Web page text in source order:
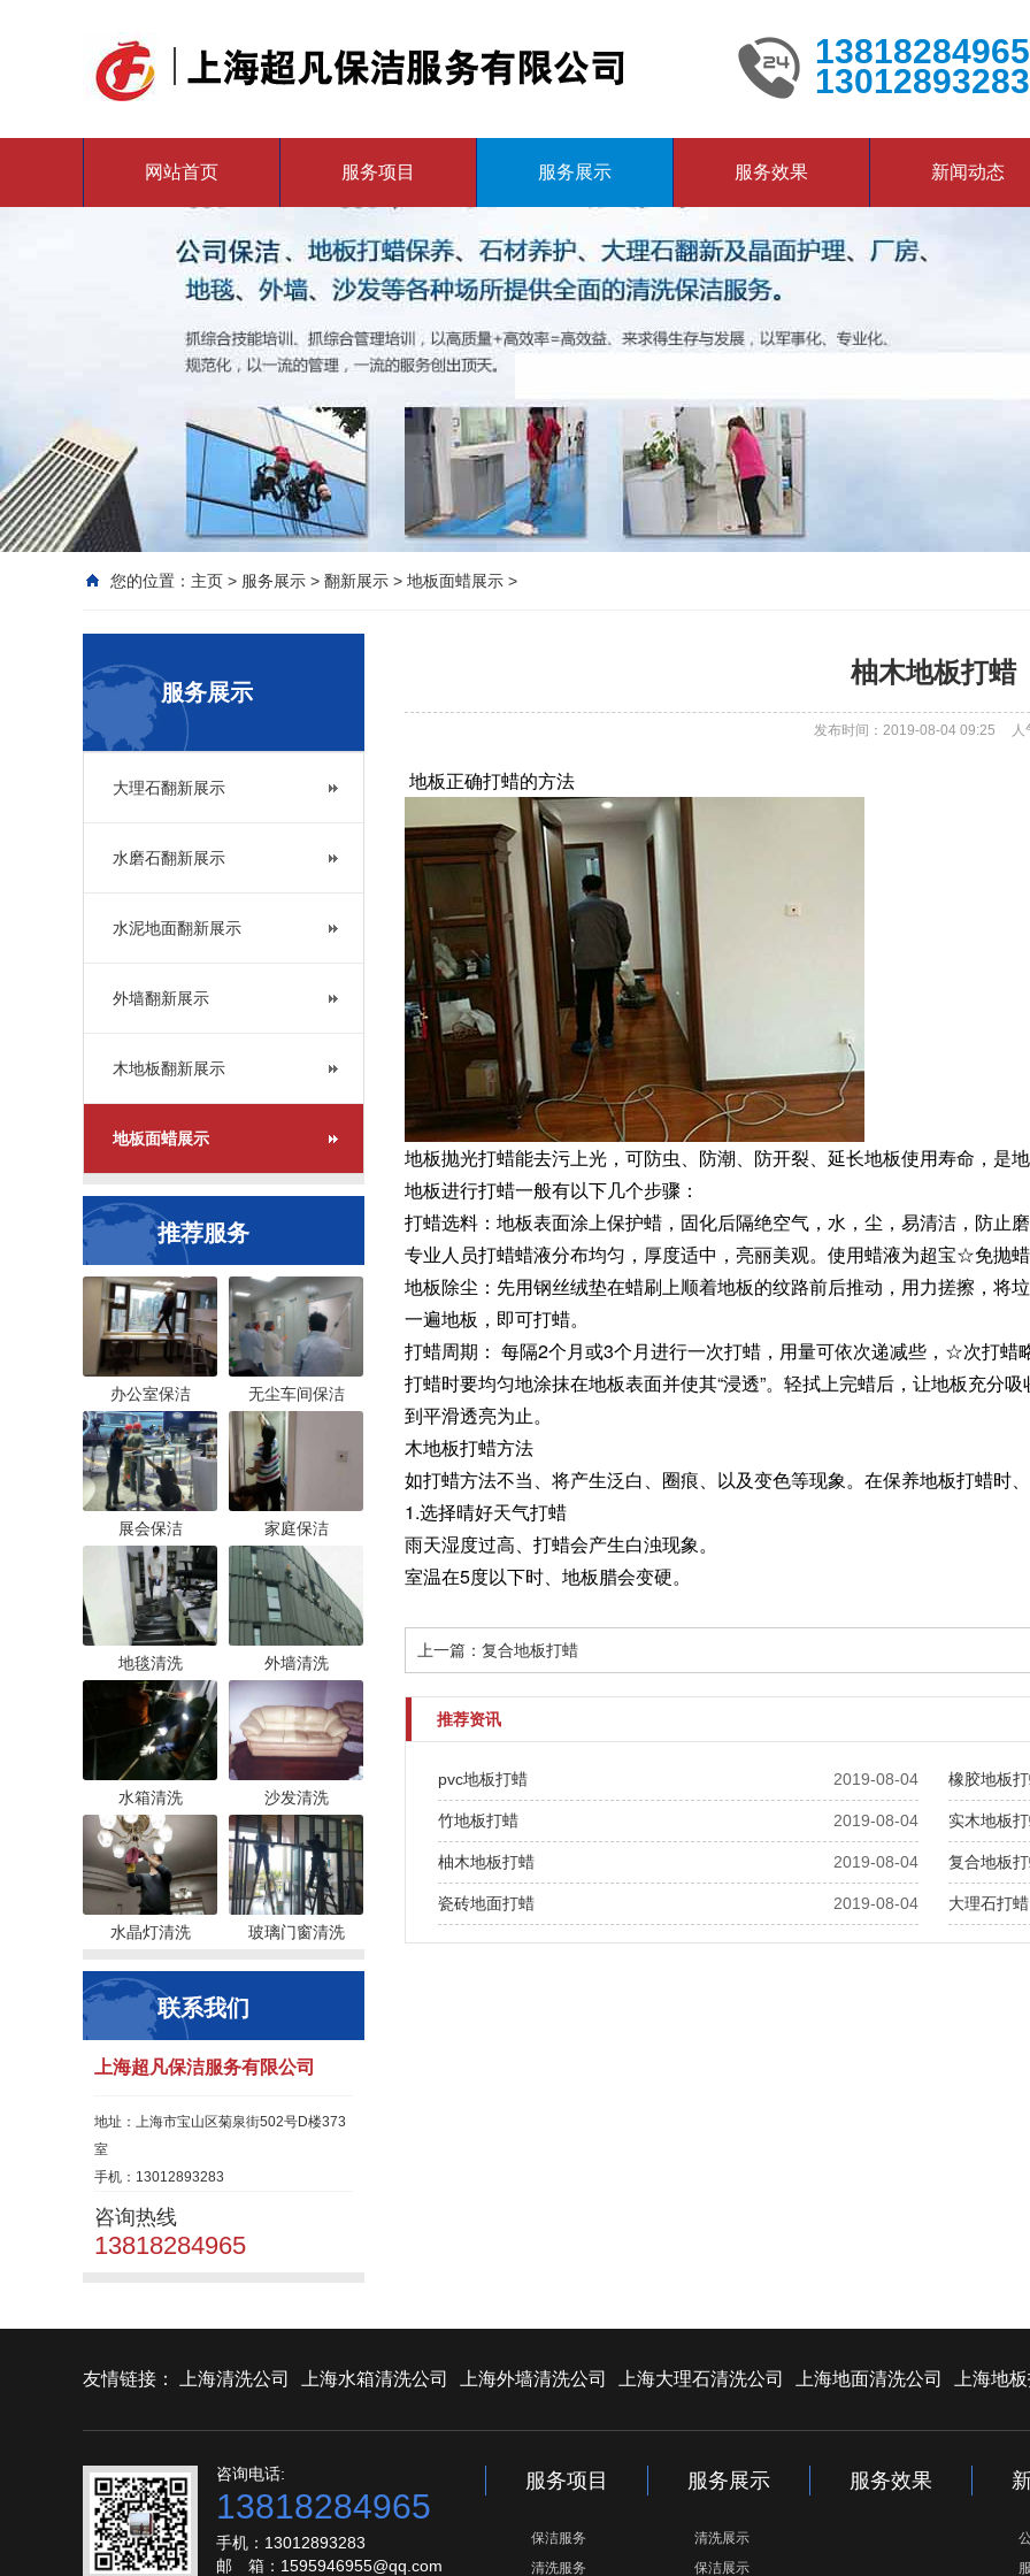
13818284965
13012893283
网站首页 服务项目 服务展示 服务效果 新闻动态
您的位置： 主页 > 服务展示 > 翻新展示 > 地板面蜡展示 >
服务展示
大理石翻新展示
水磨石翻新展示
水泥地面翻新展示
外墙翻新展示
木地板翻新展示
地板面蜡展示
推荐服务
办公室保洁 无尘车间保洁
展会保洁 家庭保洁
地毯清洗 外墙清洗
水箱清洗 沙发清洗
水晶灯清洗 玻璃门窗清洗
联系我们
上海超凡保洁服务有限公司
地址：上海市宝山区菊泉街502号D楼373
室
手机：13012893283
咨询热线
13818284965
柚木地板打蜡
发布时间：2019-08-04 09:25 人
地板正确打蜡的方法
地板抛光打蜡能去污上光，可防虫、防潮、防开裂、延长地板使用寿命，是
地板进行打蜡一般有以下几个步骤：
打蜡选料：地板表面涂上保护蜡，固化后隔绝空气，水，尘，易清洁，防止
专业人员打蜡蜡液分布均匀，厚度适中，亮丽美观。使用蜡液为超宝☆免抛
地板除尘：先用钢丝绒垫在蜡刷上顺着地板的纹路前后推动，用力搓擦，将
一遍地板，即可打蜡。
打蜡周期： 每隔2个月或3个月进行一次打蜡，用量可依次递减些，☆次打
打蜡时要均匀地涂抹在地板表面并使其“浸透”。轻拭上完蜡后，让地板充分
到平滑透亮为止。
木地板打蜡方法
如打蜡方法不当、将产生泛白、圈痕、以及变色等现象。在保养地板打蜡时
1.选择晴好天气打蜡
雨天湿度过高、打蜡会产生白浊现象。
室温在5度以下时、地板腊会变硬。
上一篇： 复合地板打蜡
推荐资讯
2019-08-04
pvc地板打蜡 橡胶地板
2019-08-04
竹地板打蜡 实木地板
2019-08-04
柚木地板打蜡 复合地板
2019-08-04
瓷砖地面打蜡 大理石打蜡
友情链接： 上海清洗公司 上海水箱清洗公司 上海外墙清洗公司 上海大理石清洗公司 上海地面清洗公司 上海地
咨询电话:
13818284965
手机：13012893283
邮 箱：1595946955@qq.com
服务项目
保洁服务
清洗服务
服务展示
清洗展示
保洁展示
服务效果